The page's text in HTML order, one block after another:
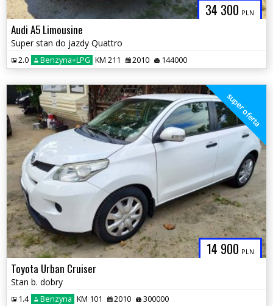
34 300 PLN
Audi A5 Limousine
Super stan do jazdy Quattro
2.0 Benzyna+LPG KM 211 2010 144000
14 900 PLN
super oferta
Toyota Urban Cruiser
Stan b. dobry
1.4 Benzyna KM 101 2010 300000